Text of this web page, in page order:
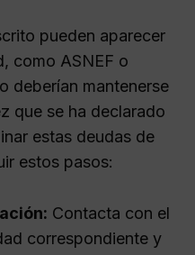
pueden aparecer
como ASNEF o
deberían mantenerse
que se ha declarado
estas deudas de
estos pasos:
Contacta con el
correspondiente y